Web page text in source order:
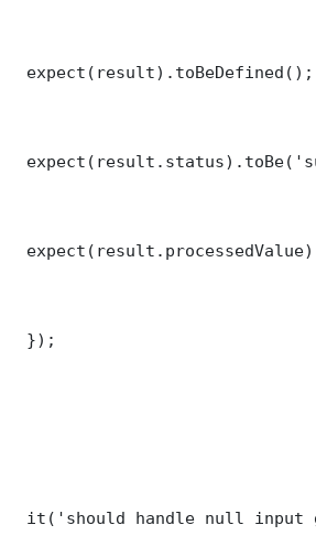
expect(result).toBeDefined();
});
it('should handle null